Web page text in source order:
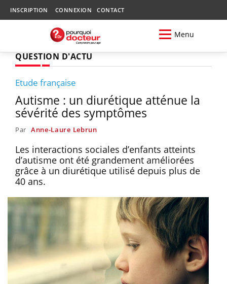
INSCRIPTION CONNEXION CONTACT
Menu
QUESTION D'ACTU
Etude française
Autisme : un diurétique atténue la
sévérité des symptômes
Par Anne-Laure Lebrun
Les interactions sociales d’enfants atteints
d’autisme ont été grandement améliorées
grâce à un diurétique utilisé depuis plus de
40 ans.